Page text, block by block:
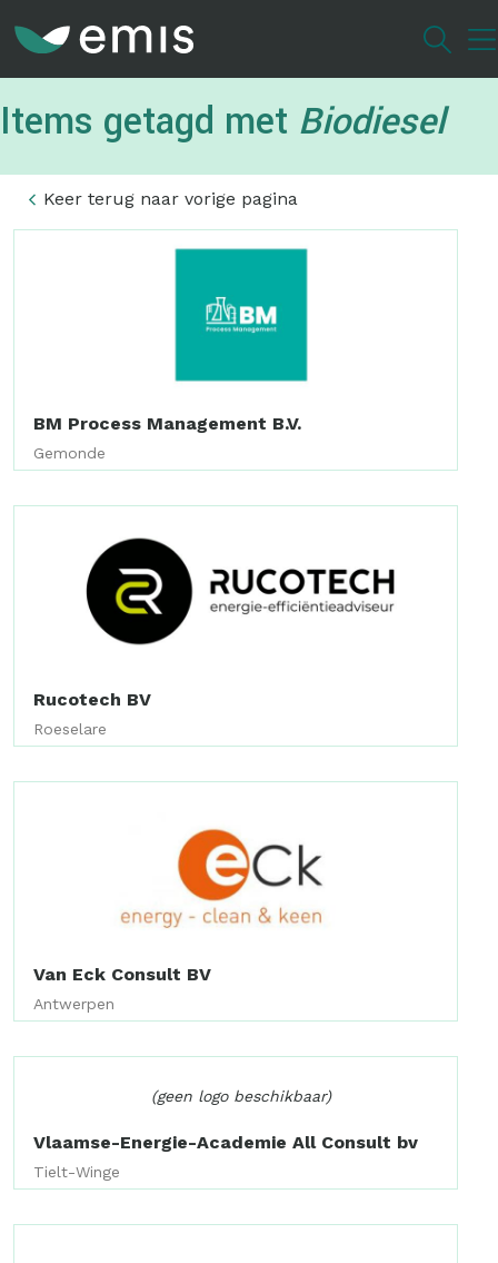
inhoud
Items getagd met Biodiesel
Keer terug naar vorige pagina
BM Process Management B.V.
Gemonde
Rucotech BV
Roeselare
Van Eck Consult BV
Antwerpen
(geen logo beschikbaar)
Vlaamse-Energie-Academie All Consult bv
Tielt-Winge